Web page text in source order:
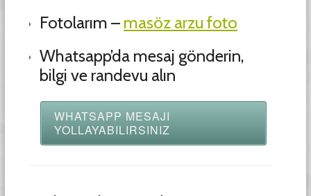
Fotolarım – masöz arzu foto
Whatsapp’da mesaj gönderin,
bilgi ve randevu alın
WHATSAPP MESAJI
YOLLAYABILIRSINIZ